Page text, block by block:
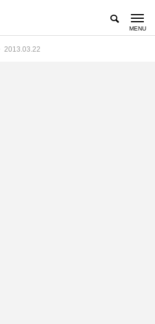
2013.03.22